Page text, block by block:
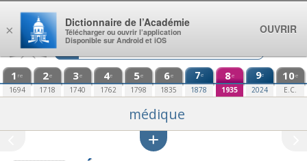
Aller au contenu
1 re
1694
2e
1718
3e
1740
4e
1762
5e
1798
6e
1835
7e
1878
8e
1935
9e
2024
10e
E.C.
médique
×
Dictionnaire de l’Académie
Télécharger ou ouvrir l’application
Disponible sur Android et iOS
OUVRIR